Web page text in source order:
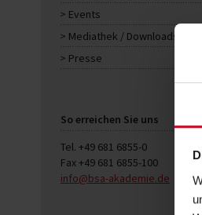
Events
Mediathek / Downloads
Presse
So erreichen Sie uns
Tel. +49 681 6855-0
Fax +49 681 6855-100
info@bsa-akademie.de